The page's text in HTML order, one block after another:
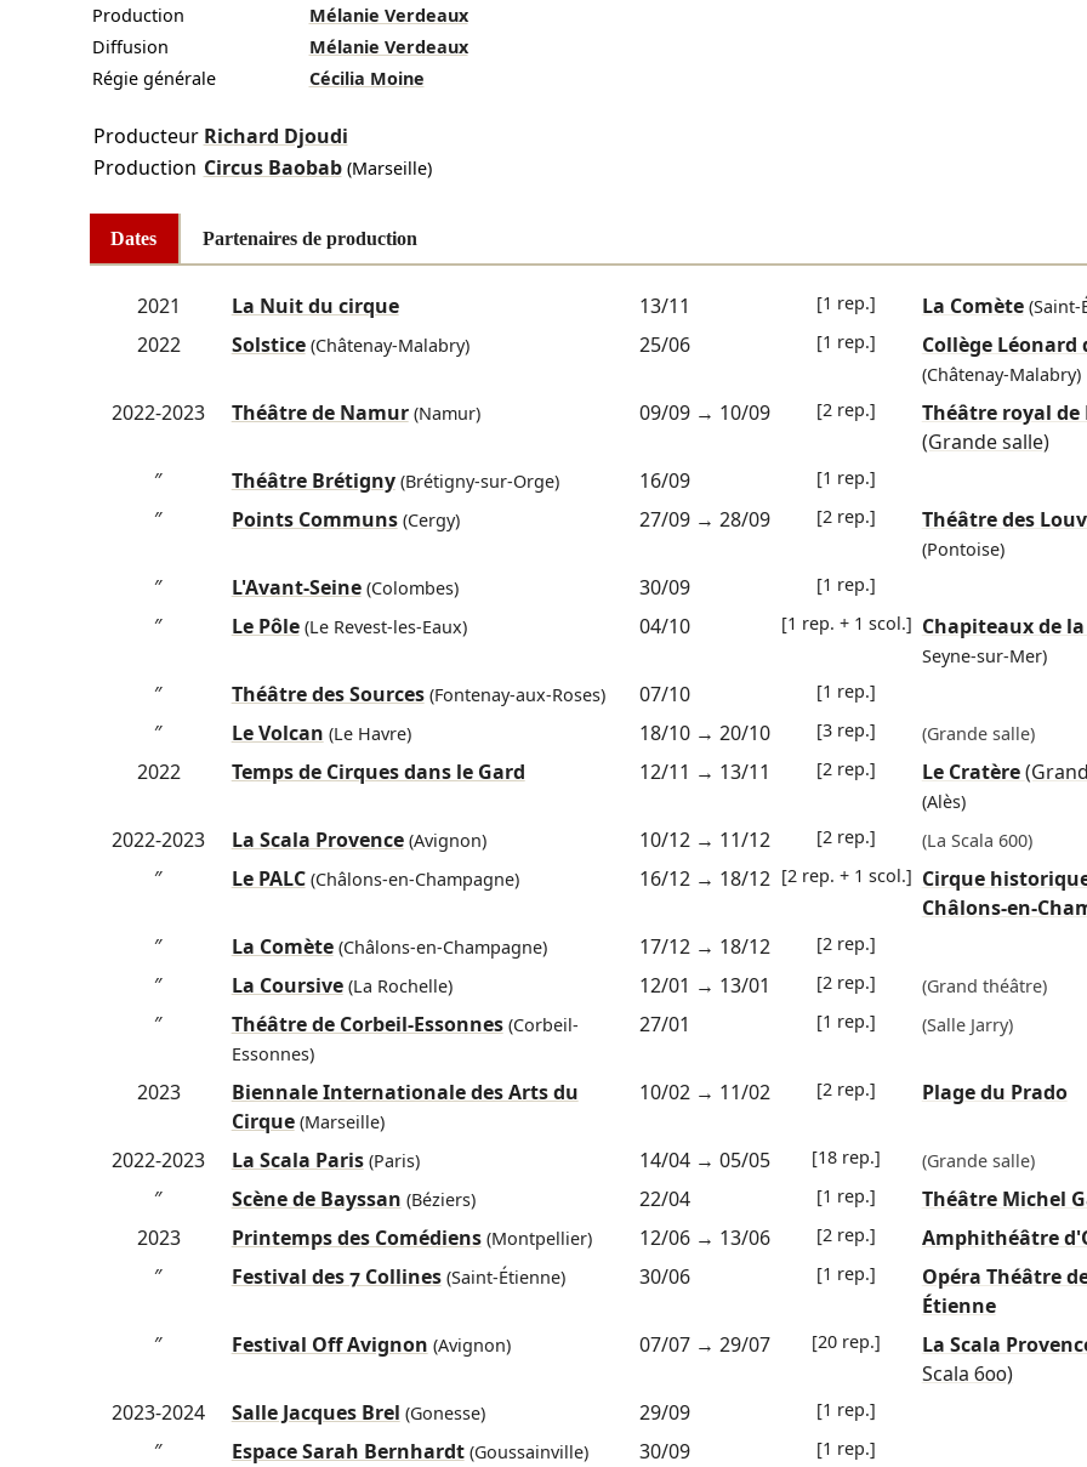
Production
Mélanie Verdeaux
Diffusion
Mélanie Verdeaux
Régie générale
Cécilia Moine
Producteur Richard Djoudi
Production Circus Baobab(Marseille)
Dates Partenaires de production
2021 La Nuit du cirque 13/11 [1 rep.] La Comète (Saint-
2022 Solstice(Châtenay-Malabry) 25/06 [1 rep.] Collège Léonard
(Châtenay-Malabry)
2022-2023 Théâtre de Namur(Namur) 09/09→ 10/09 [2 rep.]
Théâtre royal
(Grande salle)
″
Théâtre Brétigny(Brétigny-sur-Orge) 16/09 [1 rep.]
″ Points Communs(Cergy) 27/09→ 28/09 [2 rep.] Théâtre des
(Pontoise)
″ L'Avant-Seine(Colombes) 30/09 [1 rep.]
″ Le Pôle(Le Revest-les-Eaux) 04/10 [1 rep. + 1 scol.] Chapiteaux de
Seyne-sur-Mer)
″ Théâtre des Sources(Fontenay-aux-Roses) 07/10 [1 rep.]
″ Le Volcan (Le Havre) 18/10→ 20/10 [3 rep.] (Grande salle)
2022 Temps de Cirques dans le Gard 12/11 → 13/11 [2 rep.] Le Cratère
(Alès)
2022-2023 La Scala Provence(Avignon) 10/12→ 11/12 [2 rep.] (La Scala 600)
″ Le PALC(Châlons-en-Champagne) 16/12→ 18/12 [2 rep. + 1 scol.] Cirque
Châlons-en-
″
La Comète(Châlons-en-Champagne) 17/12→ 18/12 [2 rep.]
″ La Coursive(La Rochelle) 12/01 → 13/01 [2 rep.] (Grand théâtre)
″ Théâtre de Corbeil-Essonnes(Corbeil-
Essonnes)
27/01 [1 rep.] (Salle Jarry)
2023
Biennale Internationale des Arts du
Cirque(Marseille)
10/02→ 11/02 [2 rep.] Plage du Prado
2022-2023 La Scala Paris(Paris) 14/04→ 05/05 [18 rep.] (Grande salle)
″ Scène de Bayssan (Béziers) 22/04 [1 rep.]
Théâtre Michel
2023
Printemps des Comédiens(Montpellier) 12/06→ 13/06 [2 rep.]
Amphithéâtre
″
Festival des 7 Collines(Saint-Étienne) 30/06 [1 rep.]
Opéra Théâtre
Étienne
″
Festival Off Avignon (Avignon) 07/07→ 29/07 [20 rep.]
La Scala
Scala 600)
2023-2024
Salle Jacques Brel (Gonesse) 29/09 [1 rep.]
″ Espace Sarah Bernhardt(Goussainville) 30/09 [1 rep.]